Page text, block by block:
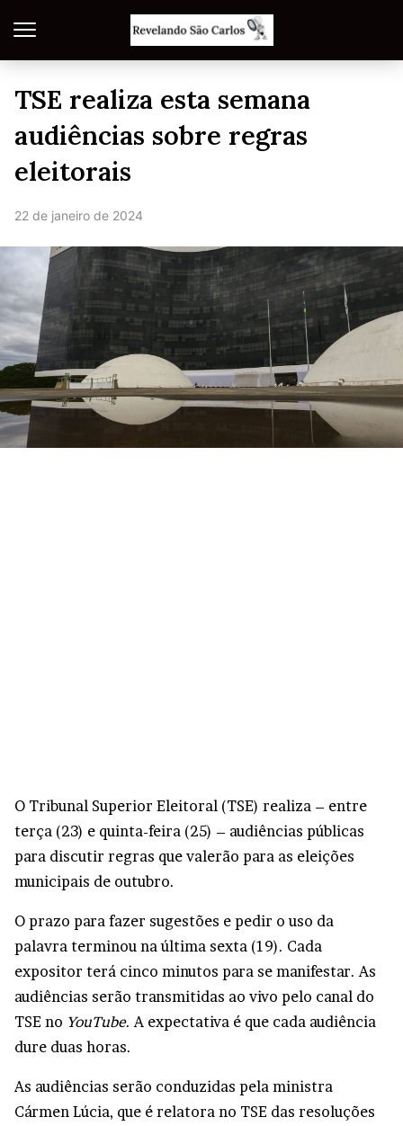
TSE realiza esta semana
audiências sobre regras
eleitorais
22 de janeiro de 2024
O Tribunal Superior Eleitoral (TSE) realiza – entre
terça (23) e quinta-feira (25) – audiências públicas
para discutir regras que valerão para as eleições
municipais de outubro.
O prazo para fazer sugestões e pedir o uso da
palavra terminou na última sexta (19). Cada
expositor terá cinco minutos para se manifestar. As
audiências serão transmitidas ao vivo pelo canal do
TSE no YouTube. A expectativa é que cada audiência
dure duas horas.
As audiências serão conduzidas pela ministra
Cármen Lúcia, que é relatora no TSE das resoluções